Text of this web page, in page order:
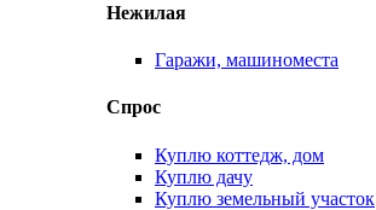
Нежилая
Гаражи, машиноместа
Спрос
Куплю коттедж, дом
Куплю дачу
Куплю земельный участок